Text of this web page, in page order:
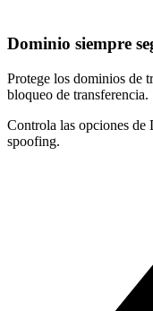
Dominio siempre
Protege los dominios de
bloqueo de transferencia.
Controla las opciones de
spoofing.